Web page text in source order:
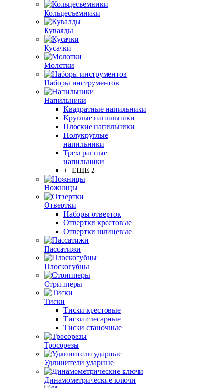
Кольцесъемники
Кувалды
Кусачки
Молотки
Наборы инструментов
Напильники
Квадратные напильники
Круглые напильники
Плоские напильники
Полукруглые
напильники
Трехгранные
напильники
+ ЕЩЕ 2
Ножницы
Отвертки
Наборы отверток
Отвертки крестовые
Отвертки шлицевые
Пассатижи
Плоскогубцы
Стрипперы
Тиски
Тиски крестовые
Тиски слесарные
Тиски станочные
Тросорезы
Удлинители ударные
Динамометрические ключи